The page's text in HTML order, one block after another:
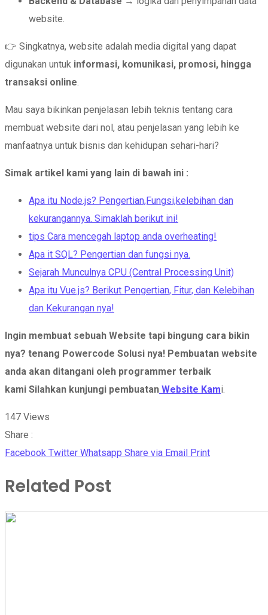
website.
👉 Singkatnya, website adalah media digital yang dapat
digunakan untuk informasi, komunikasi, promosi, hingga
transaksi online.
Mau saya bikinkan penjelasan lebih teknis tentang cara
membuat website dari nol, atau penjelasan yang lebih ke
manfaatnya untuk bisnis dan kehidupan sehari-hari?
Simak artikel kami yang lain di bawah ini :
Apa itu Node.js? Pengertian,Fungsi,kelebihan dan
kekurangannya. Simaklah berikut ini!
tips Cara mencegah laptop anda overheating!
Apa it SQL? Pengertian dan fungsi nya.
Sejarah Munculnya CPU (Central Processing Unit)
Apa itu Vue.js? Berikut Pengertian, Fitur, dan Kelebihan
dan Kekurangan nya!
Ingin membuat sebuah Website tapi bingung cara bikin
nya? tenang Powercode Solusi nya! Pembuatan website
anda akan ditangani oleh programmer terbaik
kami Silahkan kunjungi pembuatan Website Kami.
147 Views
Share :
Facebook Twitter Whatsapp Share via Email Print
Related Post